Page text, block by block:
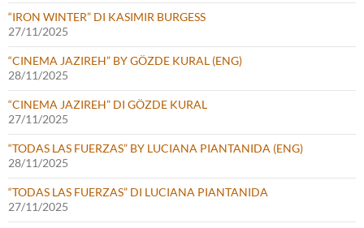
“IRON WINTER” DI KASIMIR BURGESS
27/11/2025
“CINEMA JAZIREH” BY GÖZDE KURAL (ENG)
28/11/2025
“CINEMA JAZIREH” DI GÖZDE KURAL
27/11/2025
“TODAS LAS FUERZAS” BY LUCIANA PIANTANIDA (ENG)
28/11/2025
“TODAS LAS FUERZAS” DI LUCIANA PIANTANIDA
27/11/2025